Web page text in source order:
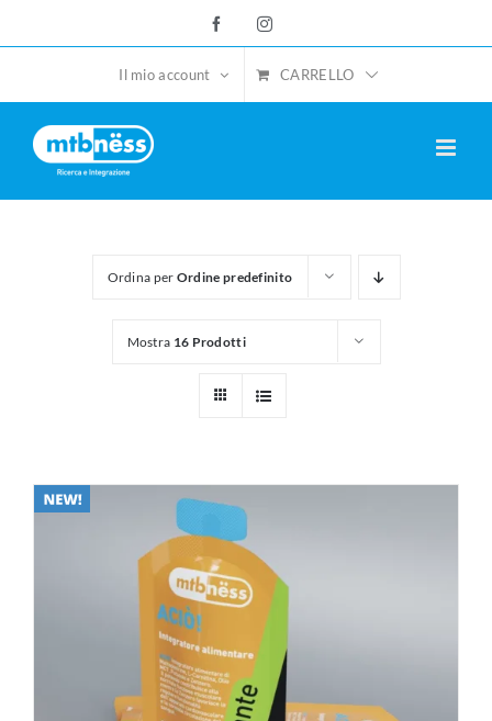
FacebookInstagram
Il mio account CARRELLO
Ordina per Ordine predefinito
Mostra 16 Prodotti